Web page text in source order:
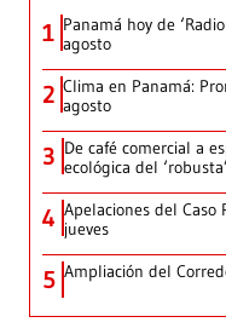
1 Panamá hoy de
agosto
2 Clima en Panamá:
agosto
3 De café comercial a
ecológica del
4 Apelaciones del
jueves
5 Ampliación del